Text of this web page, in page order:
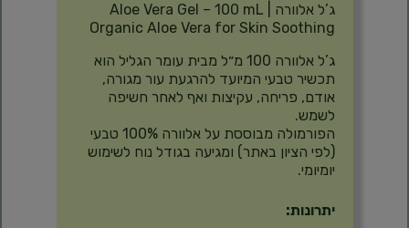
ג’ל אלוורה | Aloe Vera Gel – 100 mL
Organic Aloe Vera for Skin Soothing
ג’ל אלוורה 100 מ״ל מבית עומר הגליל הוא
תכשיר טבעי המיועד להרגעת עור מגורה,
אודם, פריחה, עקיצות ואף לאחר חשיפה
לשמש.
הפורמולה מבוססת על אלוורה 100% טבעי
(לפי הציון באתר) ומגיעה בגודל נוח לשימוש
יומיומי.
יתרונות: